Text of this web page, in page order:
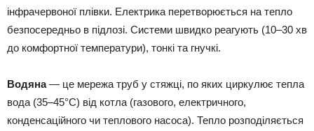
інфрачервоної плівки. Електрика перетворюється на тепло
безпосередньо в підлозі. Системи швидко реагують (10–30 хв
до комфортної температури), тонкі та гнучкі.
Водяна— це мережа труб у стяжці, по яких циркулює тепла
вода (35–45°C) від котла (газового, електричного,
конденсаційного чи теплового насоса). Тепло розподіляється